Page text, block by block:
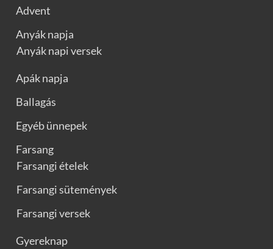
Advent
Anyák napja
Anyák napi versek
Apák napja
Ballagás
Egyéb ünnepek
Farsang
Farsangi ételek
Farsangi sütemények
Farsangi versek
Gyereknap